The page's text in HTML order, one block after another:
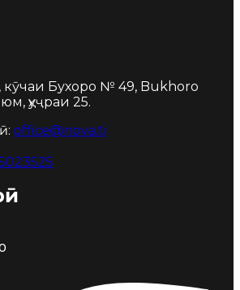
кӯчаи Бухоро № 49, Bukhoro
ҳуҷраи 25.
office@nova.tj